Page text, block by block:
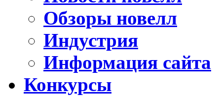
Обзоры новелл
Индустрия
Информация сайта
Конкурсы